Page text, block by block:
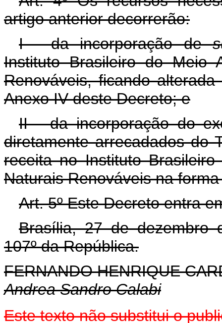
artigo anterior decorrerão:
I - da incorporação de
Instituto Brasileiro do Meio
Renováveis, ficando
Anexo IV deste Decreto; e
II - da incorporação do
diretamente arrecadados do
receita no Instituto
Naturais Renováveis na
Art. 5º Este Decreto entra
Brasília, 27 de dezembro
107º da República.
FERNANDO HENRIQUE
Andrea Sandro Calabi
Este texto não substitui o